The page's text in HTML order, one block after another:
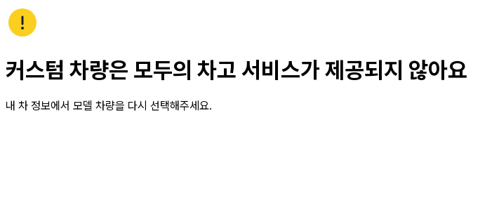
커스텀 차량은 모두의 차고 서비스가 제공되지 않아요
내 차 정보에서 모델 차량을 다시 선택해주세요.